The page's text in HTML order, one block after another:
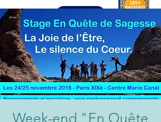
Week-end "En Quête